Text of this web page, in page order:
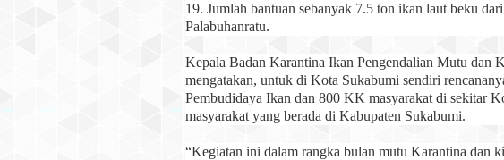
19. Jumlah bantuan sebanyak 7.5 ton ikan laut beku
Palabuhanratu.
Kepala Badan Karantina Ikan Pengendalian Mutu dan
mengatakan, untuk di Kota Sukabumi sendiri
Pembudidaya Ikan dan 800 KK masyarakat di sekitar
masyarakat yang berada di Kabupaten Sukabumi.
“Kegiatan ini dalam rangka bulan mutu Karantina dan